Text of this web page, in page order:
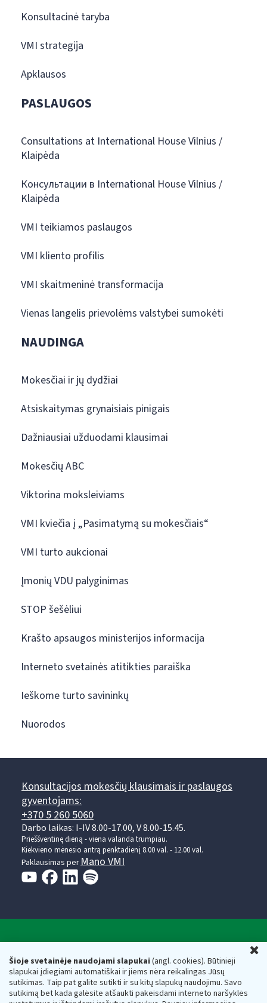
Šioje svetainėje naudojami slapukai(angl. cookies). Būtinieji
slapukai įdiegiami automatiškai ir jiems nėra reikalingas Jūsų
sutikimas. Taip pat galite sutikti ir su kitų slapukų naudojimu. Savo
sutikimą bet kada galėsite atšaukti pakeisdami interneto naršyklės
Konsultacinė taryba
VMI strategija
Apklausos
PASLAUGOS
Consultations at International House Vilnius /
Klaipėda
Консультации в International House Vilnius /
Klaipėda
VMI teikiamos paslaugos
VMI kliento profilis
VMI skaitmeninė transformacija
Vienas langelis prievolėms valstybei sumokėti
NAUDINGA
Mokesčiai ir jų dydžiai
Atsiskaitymas grynaisiais pinigais
Dažniausiai užduodami klausimai
Mokesčių ABC
Viktorina moksleiviams
VMI kviečia į „Pasimatymą su mokesčiais“
VMI turto aukcionai
Įmonių VDU palyginimas
STOP šešėliui
Krašto apsaugos ministerijos informacija
Interneto svetainės atitikties paraiška
Ieškome turto savininkų
Nuorodos
Konsultacijos mokesčių klausimais ir paslaugos
gyventojams:
+370 5 260 5060
Darbo laikas: I-IV 8.00-17.00, V 8.00-15.45.
Prieššventinę dieną - viena valanda trumpiau.
Kiekvieno mėnesio antrą penktadienį 8.00 val. - 12.00 val.
Paklausimas per Mano VMI
Respublikos finansų ministerijos
Biudžetinė įstaiga. Juridinio asmens kodas — 188659752,
adresas: Vasario 16-osios g. 14, 01107 Vilnius, Lietuva, el.paštas:
vmi@vmi.lt, E. pristatymo dėžutės adresas 188659752